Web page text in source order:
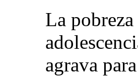
La
agrava